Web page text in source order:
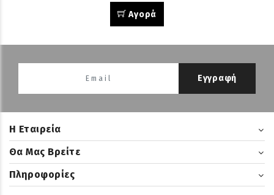
Αγορά
H Εταιρεία
Εγγραφή
Θα Μας Βρείτε
Πληροφορίες